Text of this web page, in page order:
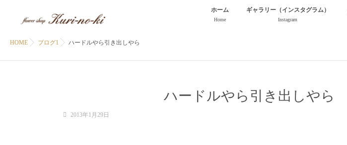
ホーム
Home
ギャラリー（インスタグラム）
Instagram
HOME ブログ1 ハードルやら引き出しやら
ハードルやら引き出しやら
2013年1月29日